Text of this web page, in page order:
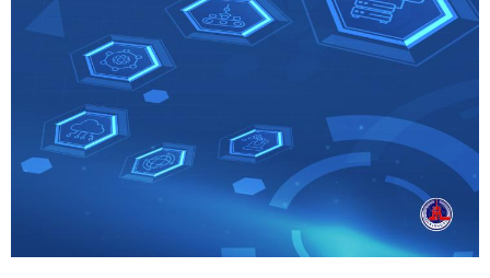
天津 河北 山西
辽宁 江苏
山东 河南 湖北 湖南
海南 重庆
云南 西藏